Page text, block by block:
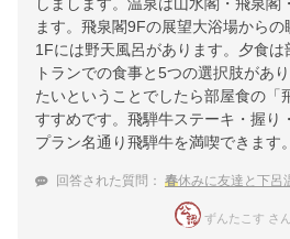
ます。飛泉閣9Fの展望大浴場から
1Fには野天風呂があります。夕食は
トランでの食事と5つの選択肢があ
たいということでしたら部屋食の「
すすめです。飛騨牛ステーキ・握り
プラン名通り飛騨牛を満喫できます
回答された質問： 春休みに友達と下呂温泉に行きます。贅沢
ずんたこす さ